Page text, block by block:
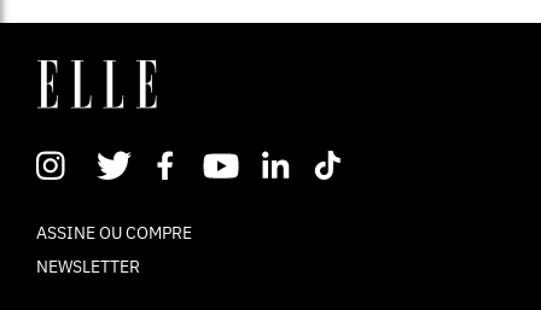
ASSINE OU COMPRE
NEWSLETTER